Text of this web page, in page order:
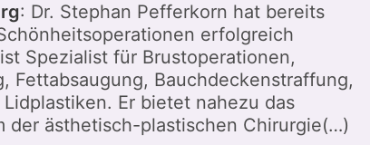
: Dr. Stephan Pefferkorn hat bereits
erfolgreich
Spezialist für Brustoperationen,
Fettabsaugung, Bauchdeckenstraffung,
Er bietet nahezu das
der ästhetisch-plastischen Chirurgie(…)